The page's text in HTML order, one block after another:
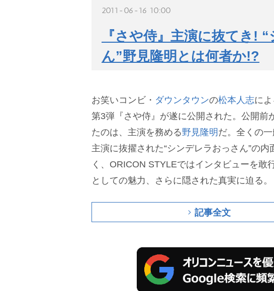
2011-06-16 10:00
『さや侍』主演に抜てき!
ん”野見隆明とは何者か!?
お笑いコンビ・ ダウンタウンの松本人志に
第3弾『さや侍』が遂に公開された。公開前
たのは、主演を務める野見隆明 だ。全くの
主演に抜擢された“シンデレラおっさん”の内
く、ORICON STYLEではインタビューを敢
としての魅力、さらに隠された真実に迫る。
記事全文